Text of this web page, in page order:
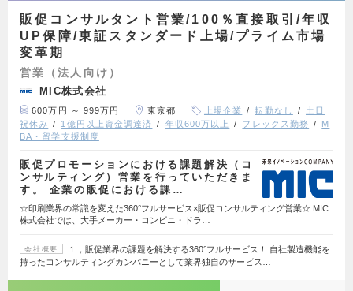
販促コンサルタント営業/100％直接取引/年収
UP保障/東証スタンダード上場/プライム市場
変革期
営業（法人向け）
MIC株式会社
600万円 ～ 999万円 東京都 上場企業 転勤なし
土日
祝休み
1億円以上資金調達済 年収600万以上 フレックス勤務
M
BA・留学支援制度
販促プロモーションにおける課題解決（コ
ンサルティング）営業を行っていただきま
す。 企業の販促における課…
☆印刷業界の常識を変えた360°フルサービス×販促コンサルティング営業☆ MIC
株式会社では、大手メーカー・コンビニ・ドラ…
会社概要
１，販促業界の課題を解決する360°フルサービス！ 自社製造機能を
持ったコンサルティングカンパニーとして業界独自のサービス…